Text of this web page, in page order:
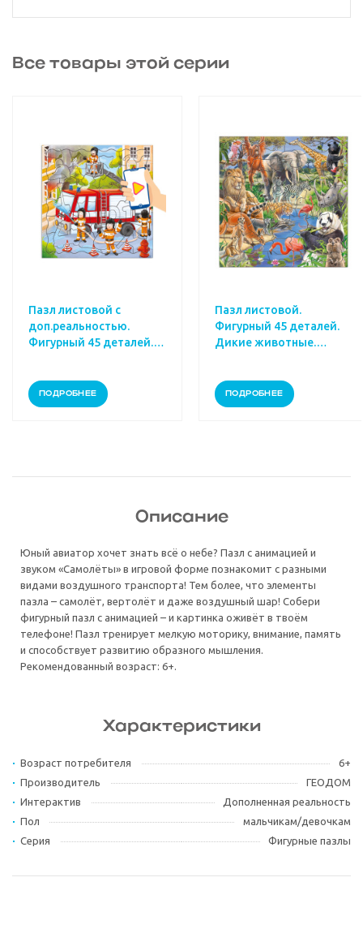
Все товары этой серии
Пазл листовой.
Фигурный 45 деталей.
Дикие животные.
ПОДРОБНЕЕ
Пазл листовой.
Фигурный 80
Замок
ПОДРОБНЕЕ
Описание
Юный авиатор хочет знать всё о небе? Пазл с анимацией и
звуком «Самолёты» в игровой форме познакомит с разными
видами воздушного транспорта! Тем более, что элементы
пазла – самолёт, вертолёт и даже воздушный шар! Собери
фигурный пазл с анимацией – и картинка оживёт в твоём
телефоне! Пазл тренирует мелкую моторику, внимание, память
и способствует развитию образного мышления.
Рекомендованный возраст: 6+.
Характеристики
Возраст потребителя
6+
Производитель
ГЕОДОМ
Интерактив
Дополненная реальность
Пол
мальчикам/девочкам
Серия
Фигурные пазлы